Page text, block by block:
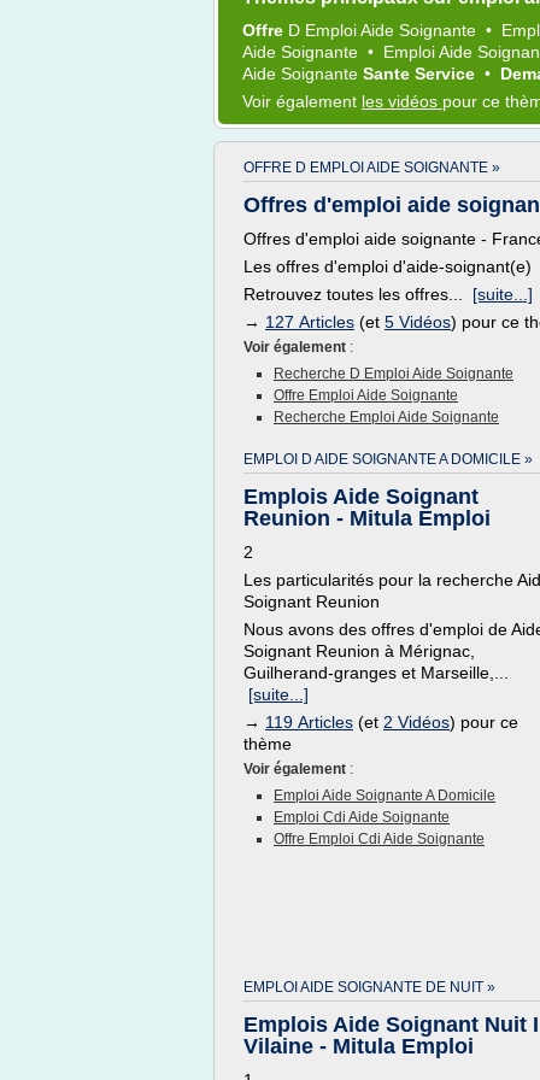
Offre D Emploi Aide Soignante •
Aide Soignante • Emploi Aide
Aide Soignante Sante Service •
Voir également les vidéos pour ce
OFFRE D EMPLOI AIDE SOIGNANTE »
Offres d'emploi aide
Offres d'emploi aide soignante -
Les offres d'emploi d'aide-soignant(e)
Retrouvez toutes les offres... [suite...]
→ 127 Articles (et 5 Vidéos) pour ce
Voir également :
Recherche D Emploi Aide Soignante
Offre Emploi Aide Soignante
Recherche Emploi Aide Soignante
EMPLOI D AIDE SOIGNANTE A DOMICILE »
Emplois Aide Soignant
Reunion - Mitula Emploi
2
Les particularités pour la recherche
Soignant Reunion
Nous avons des offres d'emploi de
Soignant Reunion à Mérignac,
Guilherand-granges et Marseille,...
[suite...]
→ 119 Articles (et 2 Vidéos) pour ce
thème
Voir également :
Emploi Aide Soignante A Domicile
Emploi Cdi Aide Soignante
Offre Emploi Cdi Aide Soignante
EMPLOI AIDE SOIGNANTE DE NUIT »
Emplois Aide Soignant Nuit
Vilaine - Mitula Emploi